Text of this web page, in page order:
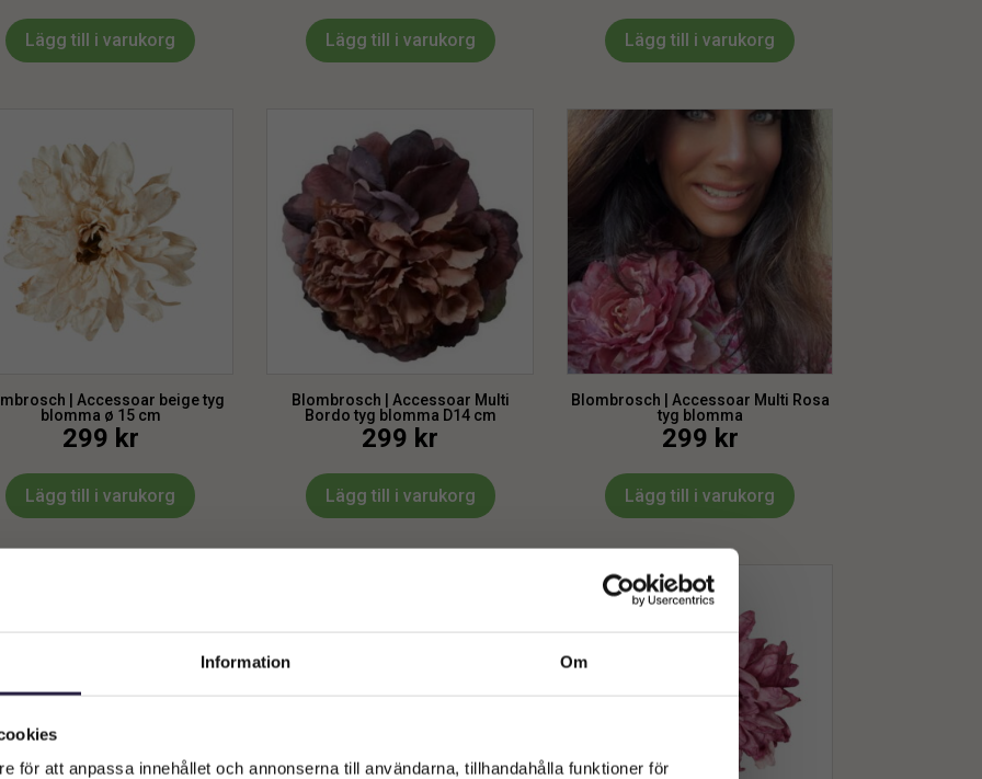
Information Om
för att anpassa innehållet och annonserna till användarna, tillhandahålla funktioner för
Lägg till i varukorg Lägg till i varukorg Lägg till i varukorg
| Accessoar beige tyg
blomma ø 15 cm
299 kr
Lägg till i varukorg
Blombrosch | Accessoar Multi
Bordo tyg blomma D14 cm
299 kr
Lägg till i varukorg
Blombrosch | Accessoar Multi Rosa
tyg blomma
299 kr
Lägg till i varukorg
Välkommen till Webflower
Vilken typ av kund är du? Du kan alltid justera ditt val längst upp